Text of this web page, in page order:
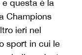
questa è la
Champions
ieri nel
sport in cui le